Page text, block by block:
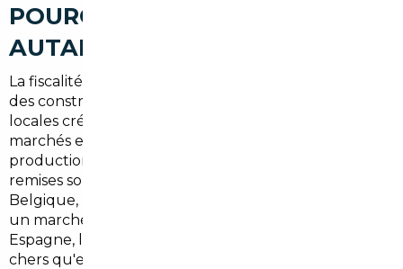
POURQUOI LES PRIX VARIENT
AUTANT SELON LES PAYS ?
La fiscalité automobile, les politiques commerciales
des constructeurs et les habitudes de consommation
locales créent des écarts de prix durables entre les
marchés européens. En Allemagne, pays de
production de nombreuses marques premium, les
remises sont structurellement plus importantes. En
Belgique, la culture de la voiture de société génère
un marché de l'occasion récente très compétitif. En
Espagne, les véhicules d'occasion sont souvent moins
chers qu'en France à kilométrage équivalent.